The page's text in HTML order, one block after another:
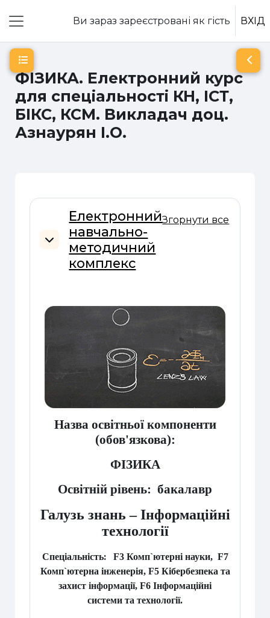
Ви зараз зареєстровані як гість ВХІД
ФІЗИКА. Електронний курс
для спеціальності КН, ІСТ,
БІКС, КСМ. Викладач доц.
Азнаурян І.О.
Відкритий покажчик курсу
Схема розділу
Згорнути
Електронний
навчально-
методичний
комплекс
Згорнути все
Назва освітньої компоненти
(обов'язкова):
ФІЗИКА
Освітній рівень: бакалавр
Галузь знань – Інформаційні
технології
Спеціальність: F3 Комп`ютерні науки, F7
Комп`ютерна інженерія, F5 Кібербезпека та
захист інформації, F6 Інформаційні
системи та технології.